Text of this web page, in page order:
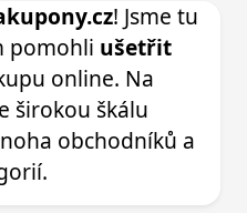
! Jsme tu
pomohli ušetřit
online. Na
širokou škálu
obchodníků a